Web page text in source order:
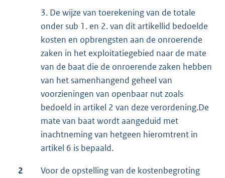
3. De wijze van toerekening van de totale
onder sub 1. en 2. van dit artikellid bedoelde
kosten en opbrengsten aan de onroerende
zaken in het exploitatiegebied naar de mate
van de baat die de onroerende zaken hebben
van het samenhangend geheel van
voorzieningen van openbaar nut zoals
bedoeld in artikel 2 van deze verordening.De
mate van baat wordt aangeduid met
inachtneming van hetgeen hieromtrent in
artikel 6 is bepaald.
2
Voor de opstelling van de kostenbegroting